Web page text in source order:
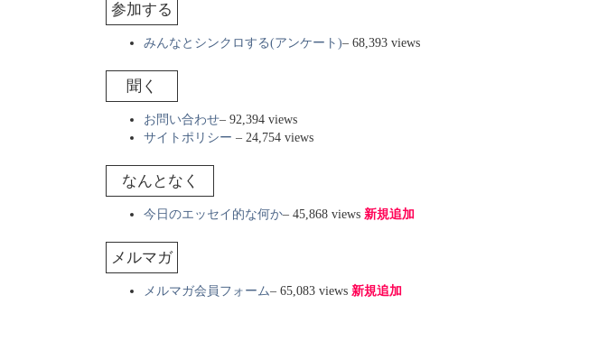
参加する
みんなとシンクロする(アンケート)– 68,393 views
聞く
お問い合わせ– 92,394 views
サイトポリシー – 24,754 views
なんとなく
今日のエッセイ的な何か– 45,868 views 新規追加
メルマガ
メルマガ会員フォーム– 65,083 views 新規追加